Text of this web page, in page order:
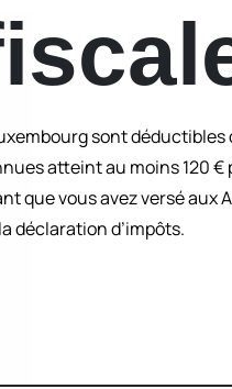
sont déductibles
atteint au moins 120 €
que vous avez versé aux
déclaration d’impôts.